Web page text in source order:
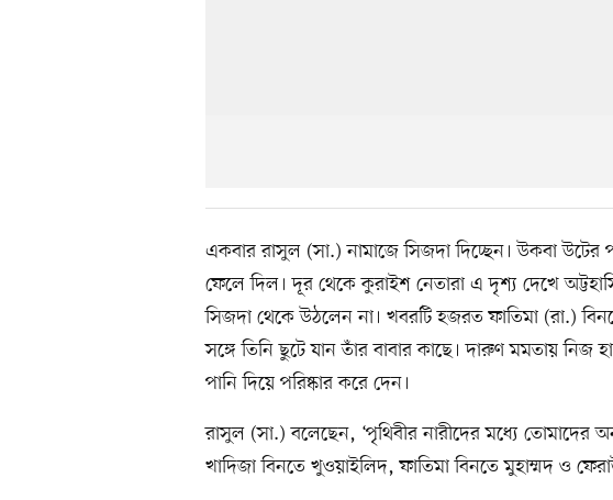
একবার রাসুল (সা.) নামাজে সিজদা দিচ্ছেন। উকবা উটের
ফেলে দিল। দূর থেকে কুরাইশ নেতারা এ দৃশ্য দেখে
সিজদা থেকে উঠলেন না। খবরটি হজরত ফাতিমা (রা.)
সঙ্গে তিনি ছুটে যান তাঁর বাবার কাছে। দারুণ মমতায় নিজ
পানি দিয়ে পরিষ্কার করে দেন।
রাসুল (সা.) বলেছেন, ‘পৃথিবীর নারীদের মধ্যে তোমাদের
খাদিজা বিনতে খুওয়াইলিদ, ফাতিমা বিনতে মুহাম্মদ ও